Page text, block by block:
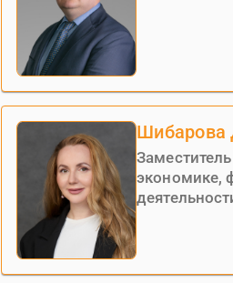
Шибарова
экономике,